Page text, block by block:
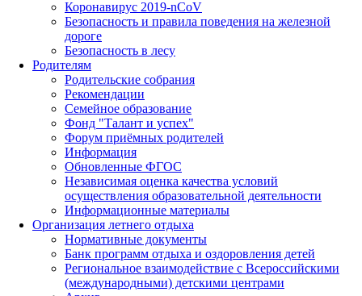
Коронавирус 2019-nCoV
Безопасность и правила поведения на железной
дороге
Безопасность в лесу
Родителям
Родительские собрания
Рекомендации
Семейное образование
Фонд "Талант и успех"
Форум приёмных родителей
Информация
Обновленные ФГОС
Независимая оценка качества условий
осуществления образовательной деятельности
Информационные материалы
Организация летнего отдыха
Нормативные документы
Банк программ отдыха и оздоровления детей
Региональное взаимодействие с Всероссийскими
(международными) детскими центрами